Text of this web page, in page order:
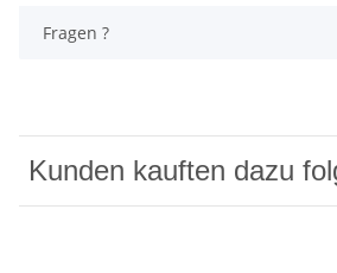
Fragen ?
Kunden kauften dazu